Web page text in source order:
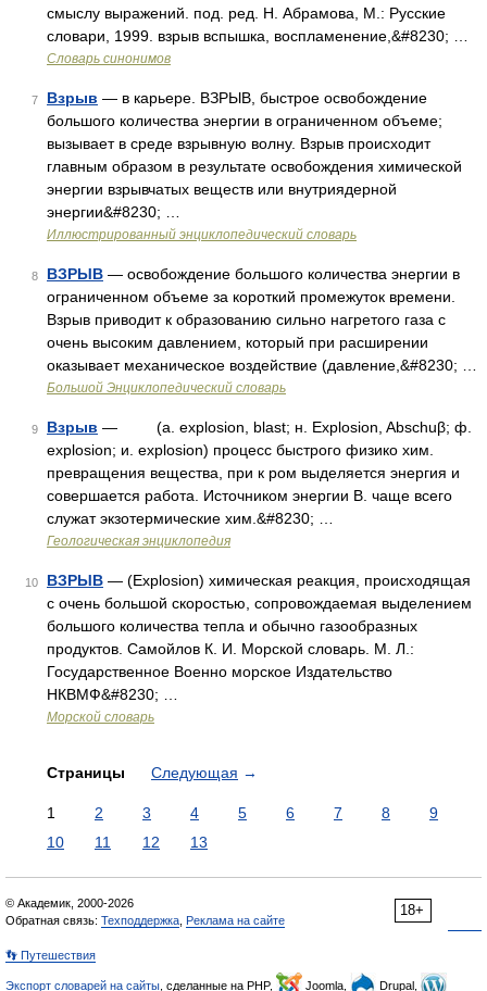
смыслу выражений. под. ред. Н. Абрамова, М.: Русские
словари, 1999. взрыв вспышка, воспламенение,&#8230; …
Словарь синонимов
7 Взрыв — в карьере. ВЗРЫВ, быстрое освобождение
большого количества энергии в ограниченном объеме;
вызывает в среде взрывную волну. Взрыв происходит
главным образом в результате освобождения химической
энергии взрывчатых веществ или внутриядерной
энергии&#8230; …
Иллюстрированный энциклопедический словарь
8 ВЗРЫВ — освобождение большого количества энергии в
ограниченном объеме за короткий промежуток времени.
Взрыв приводит к образованию сильно нагретого газа с
очень высоким давлением, который при расширении
оказывает механическое воздействие (давление,&#8230; …
Большой Энциклопедический словарь
9 Взрыв — (a. explosion, blast; н. Explosion, Abschuβ; ф.
explosion; и. explosion) процесс быстрого физико хим.
превращения вещества, при к ром выделяется энергия и
совершается работа. Источником энергии B. чаще всего
служат экзотермические хим.&#8230; …
Геологическая энциклопедия
10 ВЗРЫВ — (Explosion) химическая реакция, происходящая
с очень большой скоростью, сопровождаемая выделением
большого количества тепла и обычно газообразных
продуктов. Самойлов К. И. Морской словарь. М. Л.:
Государственное Военно морское Издательство
НКВМФ&#8230; …
Морской словарь
Страницы Следующая →
1 2 3 4 5 6 7 8
9
10
11 12 13
18+
© Академик, 2000-2026
Обратная связь: Техподдержка Реклама на сайте
👣 Путешествия
Экспорт словарей на сайты , сделанные на PHP, Joomla, Drupal,